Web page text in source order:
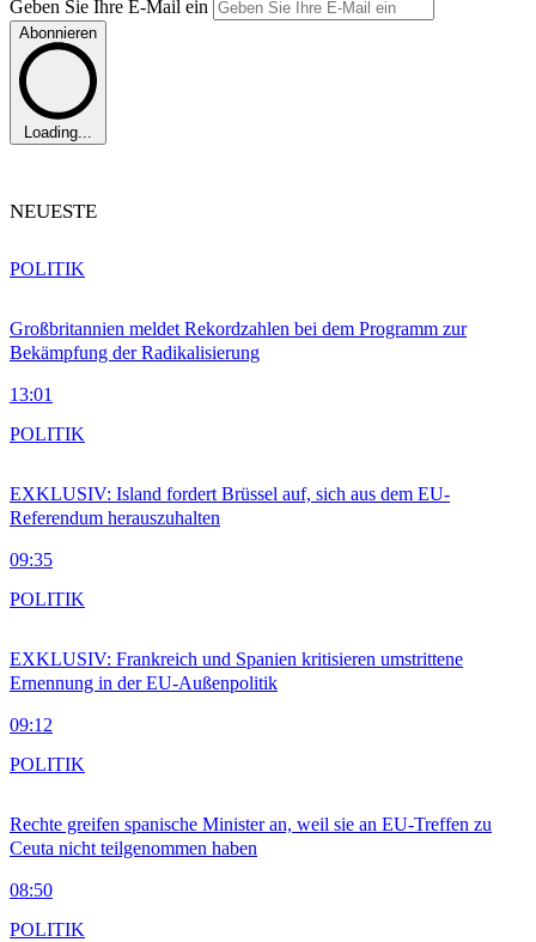
Geben Sie Ihre E-Mail ein
Abonnieren
Loading...
NEUESTE
Großbritannien meldet Rekordzahlen bei dem Programm zur
Bekämpfung der Radikalisierung
13:01
POLITIK
EXKLUSIV: Island fordert Brüssel auf, sich aus dem EU-
Referendum herauszuhalten
09:35
POLITIK
EXKLUSIV: Frankreich und Spanien kritisieren umstrittene
Ernennung in der EU-Außenpolitik
09:12
POLITIK
Rechte greifen spanische Minister an, weil sie an EU-Treffen zu
Ceuta nicht teilgenommen haben
08:50
POLITIK
POLITIK